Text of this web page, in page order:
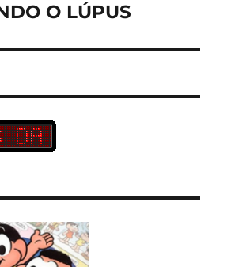
O LÚPUS